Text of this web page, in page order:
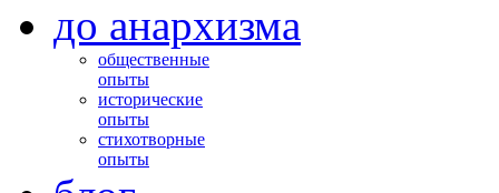
до анархизма
общественные
опыты
исторические
опыты
стихотворные
опыты